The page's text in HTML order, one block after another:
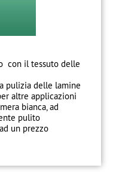
con il tessuto delle
pulizia delle lamine
altre applicazioni
bianca, ad
pulito
un prezzo